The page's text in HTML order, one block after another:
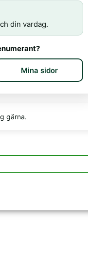
din vardag.
Mina sidor
gärna.